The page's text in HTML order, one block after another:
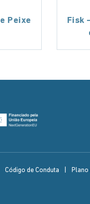
Peixe
Fisk
Código de Conduta